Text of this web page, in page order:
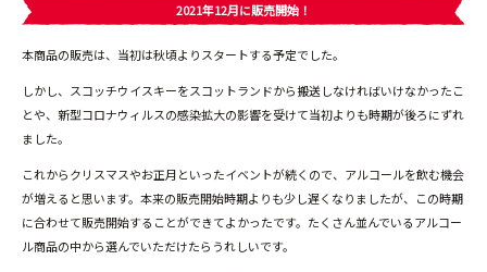
2021年12月に販売開始！
本商品の販売は、当初は秋頃よりスタートする予定でした。
しかし、スコッチウイスキーをスコットランドから搬送しなければいけなかったこ
とや、新型コロナウィルスの感染拡大の影響を受けて当初よりも時期が後ろにずれ
ました。
これからクリスマスやお正月といったイベントが続くので、アルコールを飲む機会
が増えると思います。本来の販売開始時期よりも少し遅くなりましたが、この時期
に合わせて販売開始することができてよかったです。たくさん並んでいるアルコー
ル商品の中から選んでいただけたらうれしいです。